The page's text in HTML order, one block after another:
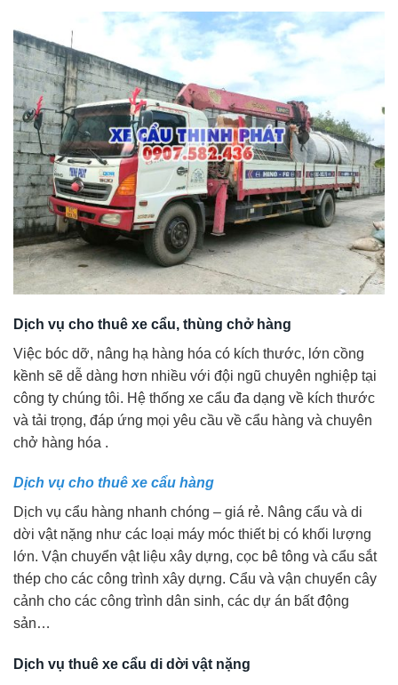
Dịch vụ cho thuê xe cẩu, thùng chở hàng
Việc bóc dỡ, nâng hạ hàng hóa có kích thước, lớn cồng
kềnh sẽ dễ dàng hơn nhiều với đội ngũ chuyên nghiệp tại
công ty chúng tôi. Hệ thống xe cẩu đa dạng về kích thước
và tải trọng, đáp ứng mọi yêu cầu về cẩu hàng và chuyên
chở hàng hóa .
Dịch vụ cho thuê xe cẩu hàng
Dịch vụ cẩu hàng nhanh chóng – giá rẻ. Nâng cẩu và di
dời vật nặng như các loại máy móc thiết bị có khối lượng
lớn. Vận chuyển vật liệu xây dựng, cọc bê tông và cẩu sắt
thép cho các công trình xây dựng. Cẩu và vận chuyển cây
cảnh cho các công trình dân sinh, các dự án bất động
sản…
Dịch vụ thuê xe cẩu di dời vật nặng